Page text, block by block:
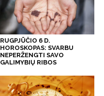
RUGPJŪČIO 6 D.
HOROSKOPAS: SVARBU
NEPERŽENGTI SAVO
GALIMYBIŲ RIBOS